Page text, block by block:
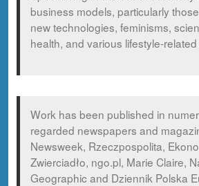
business models, particularly
new technologies, feminisms,
health, and various lifestyle-
Work has been published in
regarded newspapers and
Newsweek, Rzeczpospolita,
Zwierciadło, ngo.pl, Marie Claire,
Geographic and Dziennik Polska